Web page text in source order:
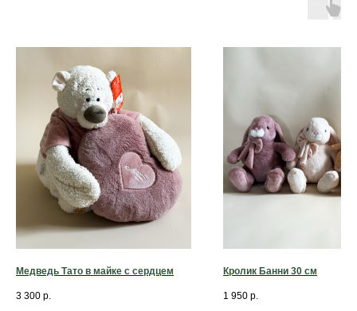
Медведь Тато в майке с сердцем
3 300 р.
Кролик Банни 30 см
1 950 р.